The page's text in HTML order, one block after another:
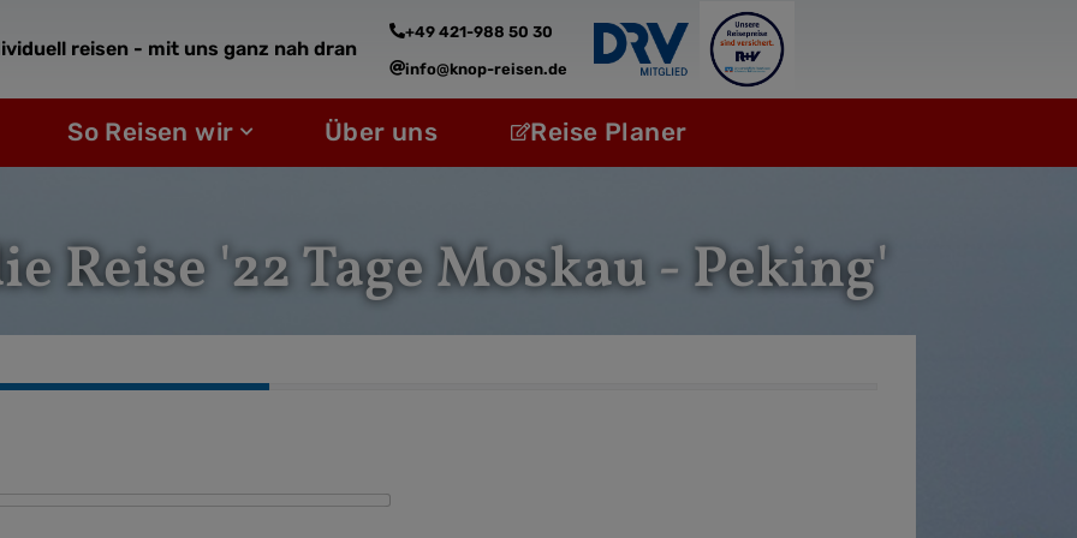
reisen - mit uns ganz nah dran
+49 421-988 50 30
info@knop-reisen.de
Reiseziele
So Reisen wir Öffne So Reisen wir
Über uns Reise Planer
Reise '22 Tage Moskau - Peking'